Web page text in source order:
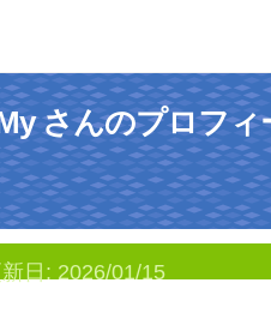
さんのプロフィ
日: 2026/01/15